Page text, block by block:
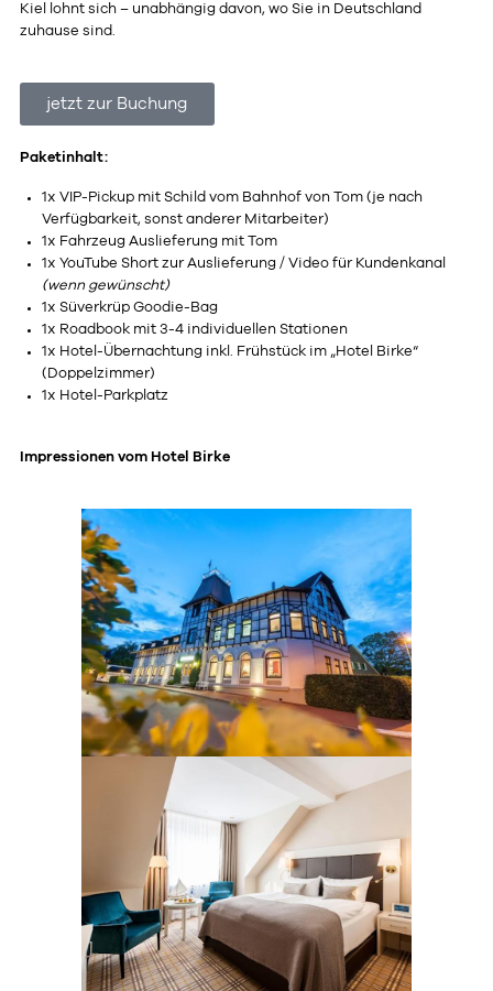
Kiel lohnt sich – unabhängig davon, wo Sie in Deutschland
zuhause sind.
jetzt zur Buchung
Paketinhalt:
1x VIP-Pickup mit Schild vom Bahnhof von Tom (je nach
Verfügbarkeit, sonst anderer Mitarbeiter)
1x Fahrzeug Auslieferung mit Tom
1x YouTube Short zur Auslieferung / Video für Kundenkanal
(wenn gewünscht)
1x Süverkrüp Goodie-Bag
1x Roadbook mit 3-4 individuellen Stationen
1x Hotel-Übernachtung inkl. Frühstück im „Hotel Birke“
(Doppelzimmer)
1x Hotel-Parkplatz
Impressionen vom Hotel Birke